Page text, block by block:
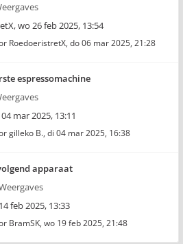
,wo 26 feb 2025, 13:54
RoedoeristretX, do 06 mar 2025, 21:28
espressomachine
mar 2025, 13:11
gilleko B., di 04 mar 2025, 16:38
apparaat
feb 2025, 13:33
BramSK, wo 19 feb 2025, 21:48